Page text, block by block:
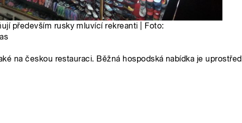
především rusky mluvící rekreanti | Foto:
na českou restauraci. Běžná hospodská nabídka je uprostřed